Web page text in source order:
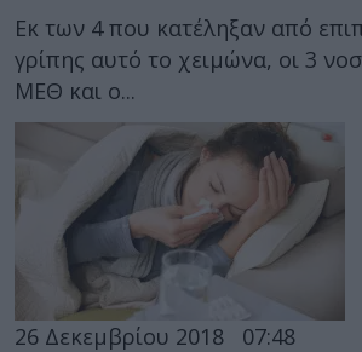
Εκ των 4 που κατέληξαν από
γρίπης αυτό το χειμώνα, οι 3
ΜΕΘ και ο...
26 Δεκεμβρίου 2018 07:48